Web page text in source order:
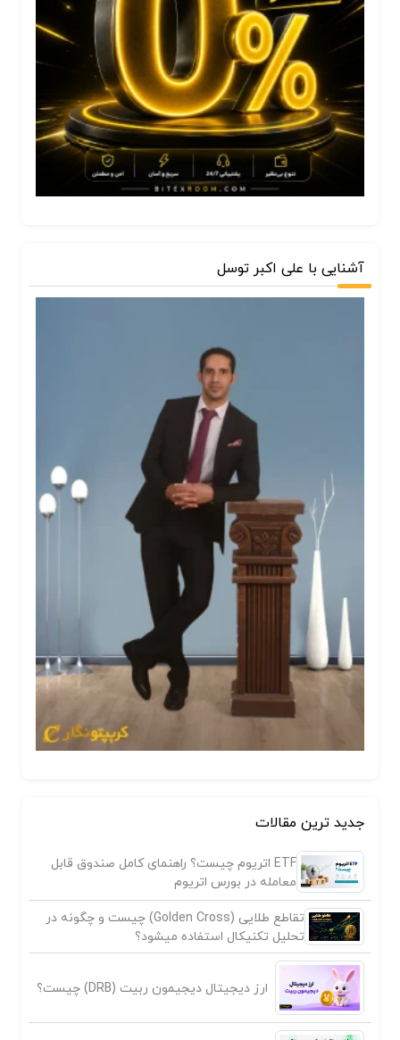
آشنایی با علی اکبر توسل
جدید ترین مقالات
ETF اتریوم چیست؟ راهنمای کامل صندوق قابل
معامله در بورس اتریوم
تقاطع طلایی (Golden Cross) چیست و چگونه در
تحلیل تکنیکال استفاده میشود؟
ارز دیجیتال دیجیمون ربیت (DRB) چیست؟